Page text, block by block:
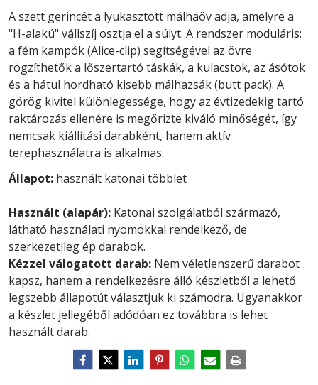
A szett gerincét a lyukasztott málhaöv adja, amelyre a
"H-alakú" vállszíj osztja el a súlyt. A rendszer moduláris:
a fém kampók (Alice-clip) segítségével az övre
rögzíthetők a lőszertartó táskák, a kulacstok, az ásótok
és a hátul hordható kisebb málhazsák (butt pack). A
görög kivitel különlegessége, hogy az évtizedekig tartó
raktározás ellenére is megőrizte kiváló minőségét, így
nemcsak kiállítási darabként, hanem aktív
terephasználatra is alkalmas.
Állapot: használt katonai többlet
Használt (alapár): Katonai szolgálatból származó,
látható használati nyomokkal rendelkező, de
szerkezetileg ép darabok.
Kézzel válogatott darab: Nem véletlenszerű darabot
kapsz, hanem a rendelkezésre álló készletből a lehető
legszebb állapotút választjuk ki számodra. Ugyanakkor
a készlet jellegéből adódóan ez továbbra is lehet
használt darab.